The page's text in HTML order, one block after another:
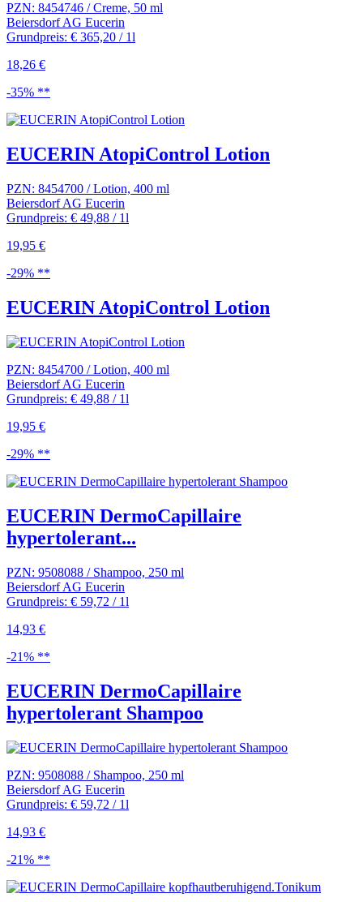
PZN: 8454746 / Creme, 50 ml
Beiersdorf AG Eucerin
Grundpreis: € 365,20 / 1l
18,26 €
-35% **
EUCERIN AtopiControl Lotion
PZN: 8454700 / Lotion, 400 ml
Beiersdorf AG Eucerin
Grundpreis: € 49,88 / 1l
19,95 €
-29% **
EUCERIN AtopiControl Lotion
PZN: 8454700 / Lotion, 400 ml
Beiersdorf AG Eucerin
Grundpreis: € 49,88 / 1l
19,95 €
-29% **
EUCERIN DermoCapillaire
hypertolerant...
PZN: 9508088 / Shampoo, 250 ml
Beiersdorf AG Eucerin
Grundpreis: € 59,72 / 1l
14,93 €
-21% **
EUCERIN DermoCapillaire
hypertolerant Shampoo
PZN: 9508088 / Shampoo, 250 ml
Beiersdorf AG Eucerin
Grundpreis: € 59,72 / 1l
14,93 €
-21% **